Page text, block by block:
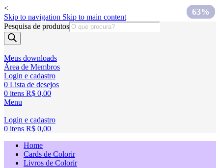
<
Skip to navigation Skip to main content
Pesquisa de produtos
Meus downloads
Área de Membros
Login e cadastro
0 Lista de desejos
0 itens R$ 0,00
Menu
Login e cadastro
0 itens R$ 0,00
Home
Cards de Colorir
Livros de Colorir
64%
75%
75%
75%
75%
75%
60%
63%